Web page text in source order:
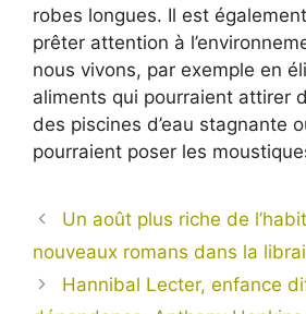
robes longues. Il est
prêter attention à
nous vivons, par exemple en
aliments qui pourraient attirer
des piscines d’eau stagnante
pourraient poser les
Un août plus riche de
nouveaux romans dans la
Hannibal Lecter, enfance